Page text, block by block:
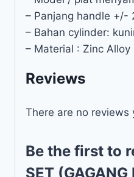
– Panjang handle +/-
– Bahan cylinder:
– Material : Zinc Alloy
Reviews
There are no reviews
Be the first to
SET (GAGANG